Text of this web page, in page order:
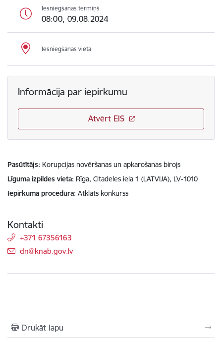
Iesniegšanas termiņš
08:00, 09.08.2024
Iesniegšanas vieta
Informācija par iepirkumu
Atvērt EIS
Pasūtītājs Korupcijas novēršanas un apkarošanas birojs
Līguma izpildes vieta Rīga, Citadeles iela 1 (LATVIJA), LV-1010
Iepirkuma procedūra Atklāts konkurss
Kontakti
+371 67356163
E-pasts:
dn@knab.gov.lv
Drukāt lapu